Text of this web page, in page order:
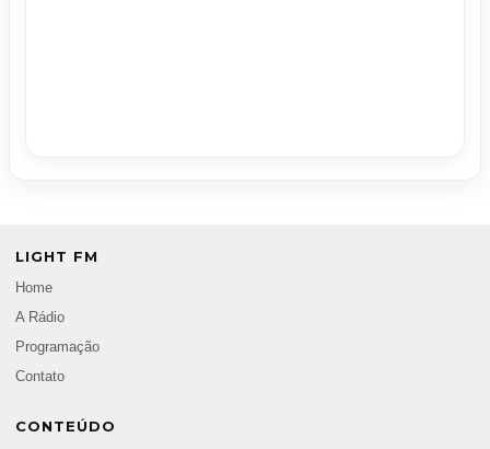
LIGHT FM
Home
A Rádio
Programação
Contato
CONTEÚDO